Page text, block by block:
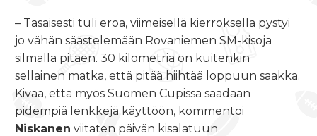
– Tasaisesti tuli eroa, viimeisellä kierroksella pystyi
jo vähän säästelemään Rovaniemen SM-kisoja
silmällä pitäen. 30 kilometriä on kuitenkin
sellainen matka, että pitää hiihtää loppuun saakka.
Kivaa, että myös Suomen Cupissa saadaan
pidempiä lenkkejä käyttöön, kommentoi
Niskanen viitaten päivän kisalatuun.